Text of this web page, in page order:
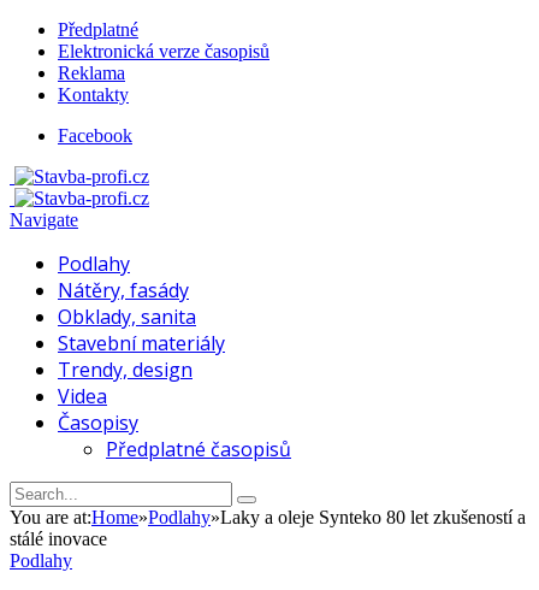
Předplatné
Elektronická verze časopisů
Reklama
Kontakty
Facebook
Navigate
Podlahy
Nátěry, fasády
Obklady, sanita
Stavební materiály
Trendy, design
Videa
Časopisy
Předplatné časopisů
You are at:Home»Podlahy»Laky a oleje Synteko 80 let zkušeností a
stálé inovace
Podlahy